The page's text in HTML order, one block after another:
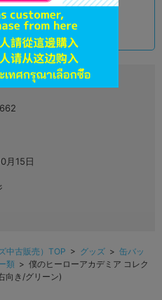
月15日
中古販売）TOP > グッズ > 缶バッ
類 > 僕のヒーローアカデミア コレク
向き/グリーン)